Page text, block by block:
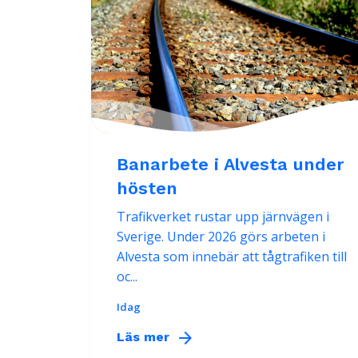
Banarbete i Alvesta under
hösten
Trafikverket rustar upp järnvägen i
Sverige. Under 2026 görs arbeten i
Alvesta som innebär att tågtrafiken till
oc...
Idag
Läs mer arrow_forward